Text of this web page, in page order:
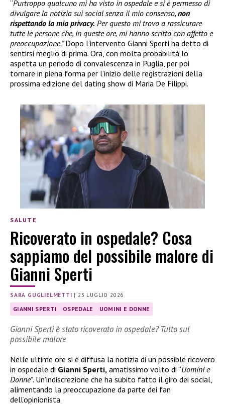
“Purtroppo qualcuno mi ha visto in ospedale e si è permesso di
divulgare la notizia sui social senza il mio consenso, non
rispettando la mia privacy. Per questo mi trovo a rassicurare
tutte le persone che, in queste ore, mi hanno scritto con affetto e
preoccupazione.”Dopo l’intervento Gianni Sperti ha detto di
sentirsi meglio di prima. Ora, con molta probabilità lo
aspetta un periodo di convalescenza in Puglia, per poi
tornare in piena forma per l’inizio delle registrazioni della
prossima edizione del dating show di Maria De Filippi.
SALUTE
Ricoverato in ospedale? Cosa
sappiamo del possibile malore di
Gianni Sperti
SARA GUGLIELMETTI |23 LUGLIO 2026
GIANNI SPERTI OSPEDALE UOMINI E DONNE
Gianni Sperti è stato ricoverato in ospedale? Tutto sul
possibile malore
Nelle ultime ore si è diffusa la notizia di un possible ricovero
in ospedale di Gianni Sperti, amatissimo volto di “Uomini e
Donne”. Un’indiscrezione che ha subito fatto il giro dei social,
alimentando la preoccupazione da parte dei fan
dell’opinionista.